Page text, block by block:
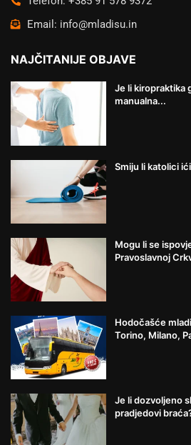
Email: info@mladisu.in
NAJČITANIJE OBJAVE
Je li kiropraktika
manualna...
Smiju li katolici
Mogu li se
Pravoslavnoj
Hodočašće
Torino, Milano,
Je li dozvoljeno
pradjedovi